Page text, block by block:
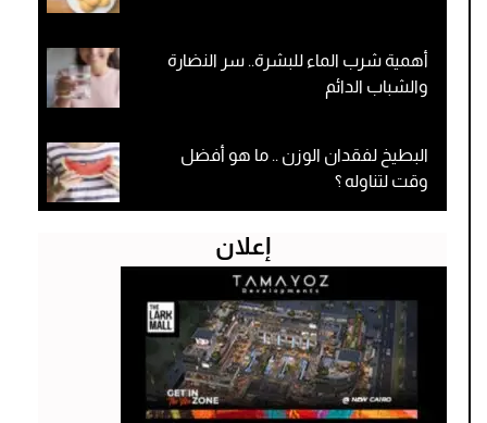
أهمية شرب الماء للبشرة.. سر النضارة
والشباب الدائم
البطيخ لفقدان الوزن .. ما هو أفضل
وقت لتناوله ؟
إعلان